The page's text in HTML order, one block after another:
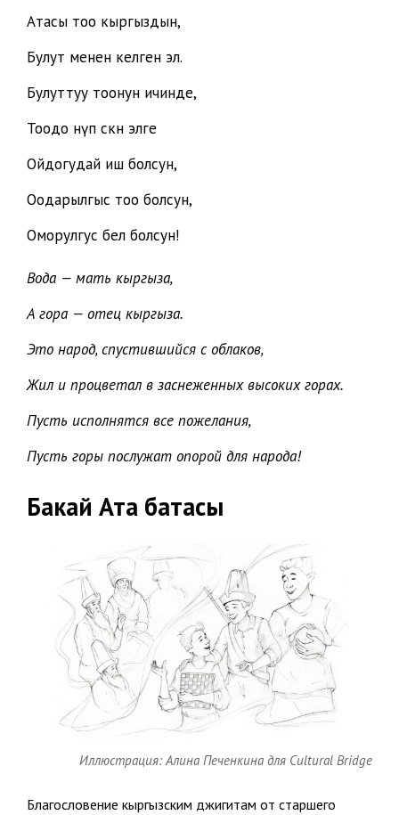
Атасы тоо кыргыздын,
Булут менен келген эл.
Булуттуу тоонун ичинде,
Тоодо өнүп өскөн элге
Ойдогудай иш болсун,
Оодарылгыс тоо болсун,
Оморулгус бел болсун!
Вода — мать кыргыза,
А гора — отец кыргыза.
Это народ, спустившийся с облаков,
Жил и процветал в заснеженных высоких горах.
Пусть исполнятся все пожелания,
Пусть горы послужат опорой для народа!
Бакай Ата батасы
Иллюстрация: Алина Печенкина для Cultural Bridge
Благословение кыргызским джигитам от старшего